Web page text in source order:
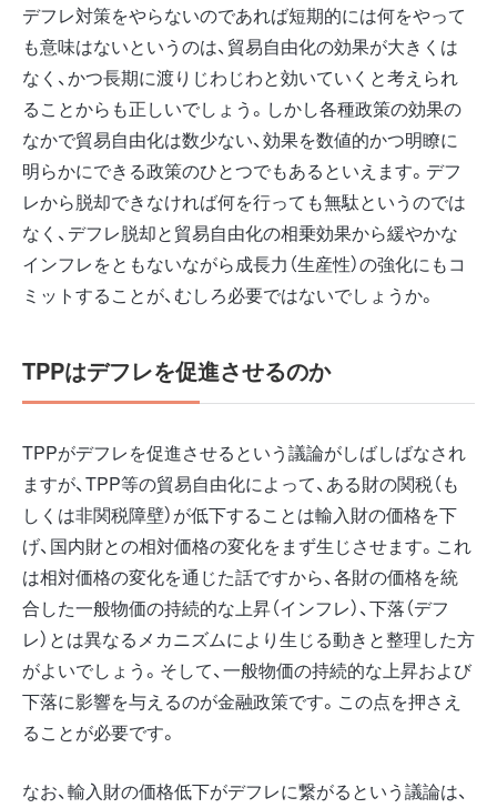
デフレ対策をやらないのであれば短期的には何をやって
も意味はないというのは、貿易自由化の効果が大きくは
なく、かつ長期に渡りじわじわと効いていくと考えられ
ることからも正しいでしょう。しかし各種政策の効果の
なかで貿易自由化は数少ない、効果を数値的かつ明瞭に
明らかにできる政策のひとつでもあるといえます。デフ
レから脱却できなければ何を行っても無駄というのでは
なく、デフレ脱却と貿易自由化の相乗効果から緩やかな
インフレをともないながら成長力（生産性）の強化にもコ
ミットすることが、むしろ必要ではないでしょうか。
TPPはデフレを促進させるのか
TPPがデフレを促進させるという議論がしばしばなされ
ますが、TPP等の貿易自由化によって、ある財の関税（も
しくは非関税障壁）が低下することは輸入財の価格を下
げ、国内財との相対価格の変化をまず生じさせます。これ
は相対価格の変化を通じた話ですから、各財の価格を統
合した一般物価の持続的な上昇（インフレ）、下落（デフ
レ）とは異なるメカニズムにより生じる動きと整理した方
がよいでしょう。そして、一般物価の持続的な上昇および
下落に影響を与えるのが金融政策です。この点を押さえ
ることが必要です。
なお、輸入財の価格低下がデフレに繋がるという議論は、